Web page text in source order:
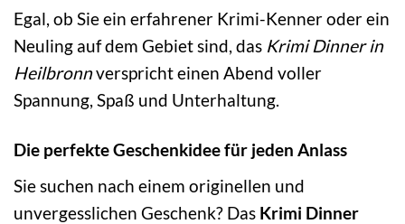
Egal, ob Sie ein erfahrener Krimi-Kenner oder ein
Neuling auf dem Gebiet sind, das Krimi Dinner in
Heilbronnverspricht einen Abend voller
Spannung, Spaß und Unterhaltung.
Die perfekte Geschenkidee für jeden Anlass
Sie suchen nach einem originellen und
unvergesslichen Geschenk? Das Krimi Dinner